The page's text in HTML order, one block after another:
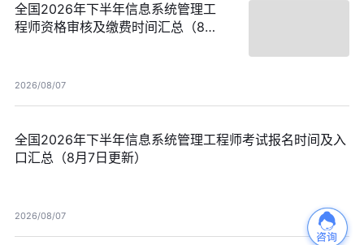
全国2026年下半年信息系统管理工
程师资格审核及缴费时间汇总（8月7
2026/08/07
全国2026年下半年信息系统管理工程师考试报名时间及入
口汇总（8月7日更新）
2026/08/07